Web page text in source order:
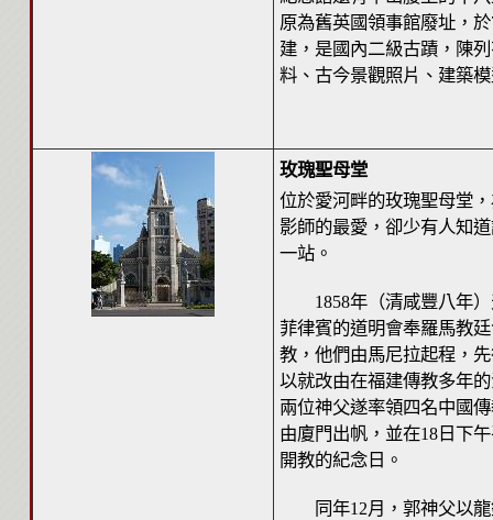
原為舊英國領事館廢址，
建，是國內二級古蹟，陳
料、古今景觀照片、建築
玫瑰聖母堂
位於愛河畔的玫瑰聖母堂
影師的最愛，卻少有人知
一站。
1858年（清咸豐八年）
菲律賓的道明會奉羅馬教
教，他們由馬尼拉起程，
以就改由在福建傳教多年
兩位神父遂率領四名中國
由廈門出帆，並在18日下
開教的紀念日。
同年12月，郭神父以龍